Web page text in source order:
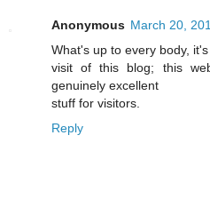
Anonymous March 20,
What's up to every body,
visit of this blog; this
genuinely excellent
stuff for visitors.
Reply